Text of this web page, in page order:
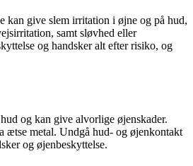
kan give slem irritation i øjne og på hud,
samt sløvhed eller
og handsker alt efter risiko, og
og kan give alvorlige øjenskader.
ætse metal. Undgå hud- og øjenkontakt
og øjenbeskyttelse.